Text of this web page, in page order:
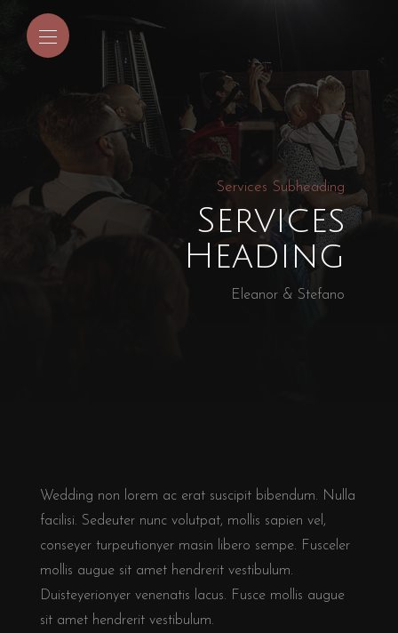
Services Subheading
Services
Heading
Eleanor & Stefano
Wedding non lorem ac erat suscipit bibendum. Nulla
facilisi. Sedeuter nunc volutpat, mollis sapien vel,
conseyer turpeutionyer masin libero sempe. Fusceler
mollis augue sit amet hendrerit vestibulum.
Duisteyerionyer venenatis lacus. Fusce mollis augue
sit amet hendrerit vestibulum.